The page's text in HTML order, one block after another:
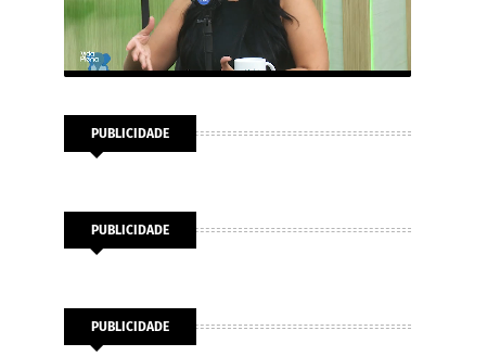
PUBLICIDADE
PUBLICIDADE
PUBLICIDADE